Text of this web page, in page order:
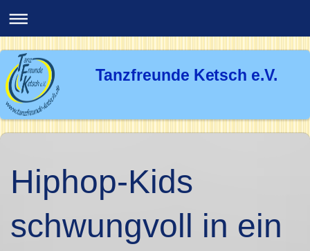
Tanzfreunde Ketsch e.V.
Hiphop-Kids
schwungvoll in ein